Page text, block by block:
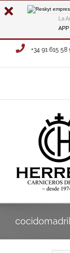
La
Saltar
+34 91 615